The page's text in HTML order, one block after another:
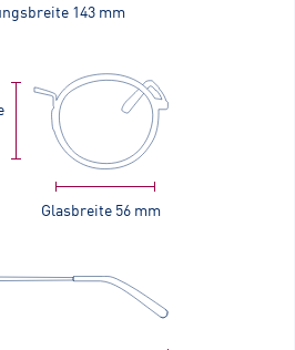
143 mm
Glasbreite 56 mm